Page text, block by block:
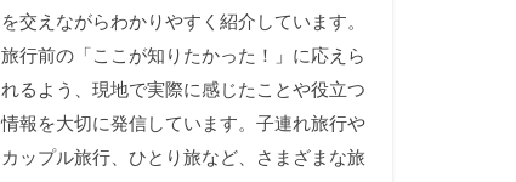
を交えながらわかりやすく紹介しています。
旅行前の「ここが知りたかった！」に応えら
れるよう、現地で実際に感じたことや役立つ
情報を大切に発信しています。子連れ旅行や
カップル旅行、ひとり旅など、さまざまな旅